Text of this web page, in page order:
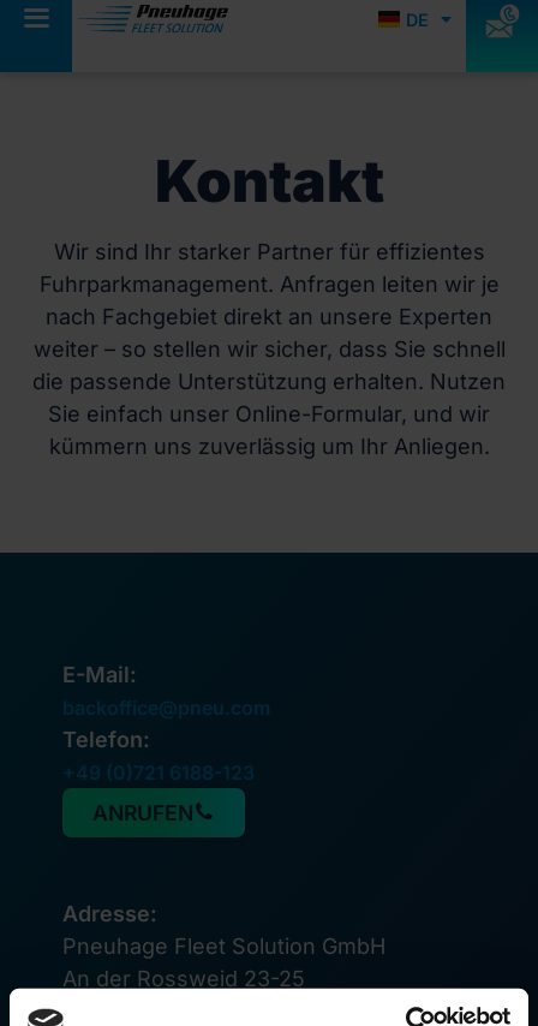
DE
EN
Kontakt
Wir sind Ihr starker Partner für effizientes
Fuhrparkmanagement. Anfragen leiten wir je
nach Fachgebiet direkt an unsere Experten
weiter – so stellen wir sicher, dass Sie schnell
die passende Unterstützung erhalten. Nutzen
Sie einfach unser Online-Formular, und wir
kümmern uns zuverlässig um Ihr Anliegen.
E-Mail:
backoffice@pneu.com
Telefon:
+49 (0)721 6188-123
ANRUFEN
Adresse:
Pneuhage Fleet Solution GmbH
An der Rossweid 23-25
D-76229 Karlsruhe